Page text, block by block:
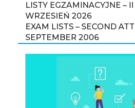
LISTY EGZAMINACYJNE –
WRZESIEŃ 2026
EXAM LISTS – SECOND
SEPTEMBER 2006